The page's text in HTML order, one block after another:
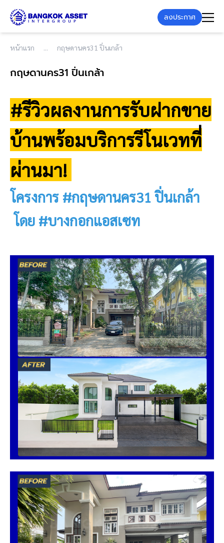
ลงประกาศ
หน้าแรก กฤษดานคร31 ปิ่นเกล้า
กฤษดานคร31 ปิ่นเกล้า
#รีวิวผลงานการรับฝากขาย
บ้านพร้อมบริการรีโนเวทที่
ผ่านมา!
โครงการ #กฤษดานคร31 ปิ่นเกล้า
โดย #บางกอกแอสเซท